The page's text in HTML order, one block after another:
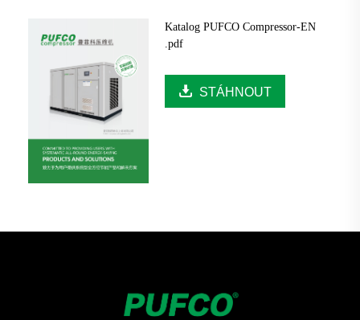
Katalog PUFCO Compressor-EN
.pdf
STÁHNOUT